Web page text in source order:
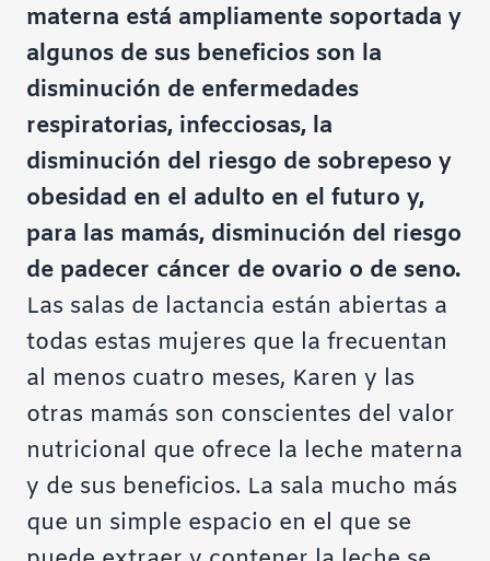
materna está ampliamente soportada y
algunos de sus beneficios son la
disminución de enfermedades
respiratorias, infecciosas, la
disminución del riesgo de sobrepeso y
obesidad en el adulto en el futuro y,
para las mamás, disminución del riesgo
de padecer cáncer de ovario o de seno.
Las salas de lactancia están abiertas a
todas estas mujeres que la frecuentan
al menos cuatro meses, Karen y las
otras mamás son conscientes del valor
nutricional que ofrece la leche materna
y de sus beneficios. La sala mucho más
que un simple espacio en el que se